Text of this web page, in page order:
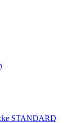
STANDARD